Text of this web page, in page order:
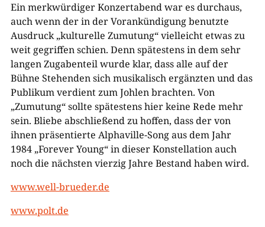
Ein merkwürdiger Konzertabend war es durchaus,
auch wenn der in der Vorankündigung benutzte
Ausdruck „kulturelle Zumutung“ vielleicht etwas zu
weit gegriffen schien. Denn spätestens in dem sehr
langen Zugabenteil wurde klar, dass alle auf der
Bühne Stehenden sich musikalisch ergänzten und das
Publikum verdient zum Johlen brachten. Von
„Zumutung“ sollte spätestens hier keine Rede mehr
sein. Bliebe abschließend zu hoffen, dass der von
ihnen präsentierte Alphaville-Song aus dem Jahr
1984 „Forever Young“ in dieser Konstellation auch
noch die nächsten vierzig Jahre Bestand haben wird.
www.well-brueder.de
www.polt.de